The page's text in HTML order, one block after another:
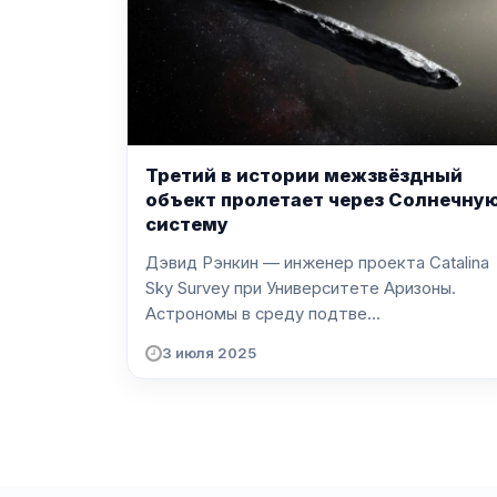
Третий в истории межзвёздный
объект пролетает через
систему
Дэвид Рэнкин — инженер проекта Catalina
Sky Survey при Университете Аризоны.
Астрономы в среду подтве...
3 июля 2025